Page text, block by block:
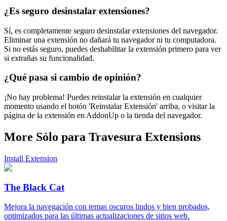
¿Es seguro desinstalar extensiones?
Sí, es completamente seguro desinstalar extensiones del navegador.
Eliminar una extensión no dañará tu navegador ni tu computadora.
Si no estás seguro, puedes deshabilitar la extensión primero para ver
si extrañas su funcionalidad.
¿Qué pasa si cambio de opinión?
¡No hay problema! Puedes reinstalar la extensión en cualquier
momento usando el botón 'Reinstalar Extensión' arriba, o visitar la
página de la extensión en AddonUp o la tienda del navegador.
More Sólo para Travesura Extensions
Install Extension
The Black Cat
Mejora la navegación con temas oscuros lindos y bien probados,
optimizados para las últimas actualizaciones de sitios web.